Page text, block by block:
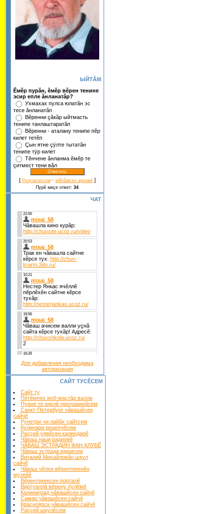
ЫЙТĂМ
Ĕмĕр пурăн, ĕмĕр вĕрен тенине
эсир епле ăнланатăр?
Ухмахах пулса юлатăн эс
тесе ăнланатăп
Вĕренни çăкăр ыйтмасть
тенипе танлаштаратăп
Вĕренни - аталану тенипе пĕр
килет тетĕп
Çын ятне çÿлте тытатăн
тенипе тÿр килет
Тĕнчене ăнланма ĕмĕр те
çитмест тени вăл
[ Результатсем· Ыйтăмсен архивĕ]
Пурĕ миçе ответ: 34
ЧАТ
Для добавления необходима
авторизация
САЙТ ТУСĔСЕМ
Сайт ту
Пĕтĕмпех веб-маçтăр валли
Пурне те кирлĕ программăсем
Санкт-Петербург чăвашĕсен
сайчĕ
Рунетри чи лайăх сайтсем
Кулинари рецепчĕсем
Раççей уявĕсен календарĕ
Чăваш наци радиовĕ
ЧĂВАШ ЭСТРАДИН ФАН-КЛУБĔ
Чăваш эстрада юррисем
Виталий Михайловăн шкул
сайчĕ
Чăваш чĕлхи вĕрентекенĕн
музейĕ
Вĕрентекенсен порталĕ
Виртуаллă вĕренÿ пÿлĕмĕ
Калиниград чăвашĕсен сайчĕ
Самар чăвашĕсен сайчĕ
Красноярск чăвашĕсен сайчĕ
Раççей шкулĕсем